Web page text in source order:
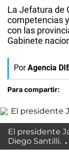
La Jefatura de
competencias
con las
Gabinete
Por Agencia
Para compartir:
El presidente
Diego Santilli.